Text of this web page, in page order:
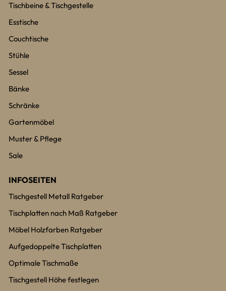
Tischbeine & Tischgestelle
Esstische
Couchtische
Stühle
Sessel
Bänke
Schränke
Gartenmöbel
Muster & Pflege
Sale
INFOSEITEN
Tischgestell Metall Ratgeber
Tischplatten nach Maß Ratgeber
Möbel Holzfarben Ratgeber
Aufgedoppelte Tischplatten
Optimale Tischmaße
Tischgestell Höhe festlegen